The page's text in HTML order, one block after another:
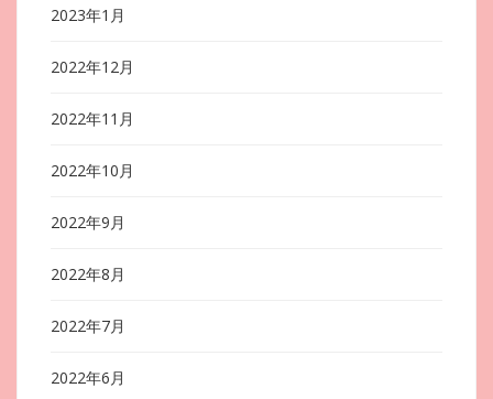
2023年1月
2022年12月
2022年11月
2022年10月
2022年9月
2022年8月
2022年7月
2022年6月